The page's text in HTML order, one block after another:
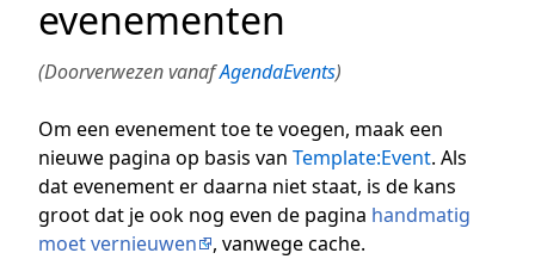
evenementen
(Doorverwezen vanafAgendaEvents)
Om een evenement toe te voegen, maak een
nieuwe pagina op basis van Template:Event. Als
dat evenement er daarna niet staat, is de kans
groot dat je ook nog even de pagina handmatig
moet vernieuwen
, vanwege cache.